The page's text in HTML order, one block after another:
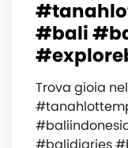
#bali
Trova gioia
#balidiaries